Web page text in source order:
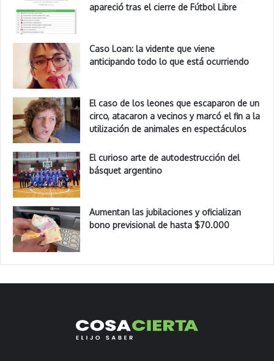
apareció tras el cierre de Fútbol Libre
Caso Loan: la vidente que viene
anticipando todo lo que está ocurriendo
El caso de los leones que escaparon de un
circo, atacaron a vecinos y marcó el fin a la
utilización de animales en espectáculos
El curioso arte de autodestrucción del
básquet argentino
Aumentan las jubilaciones y oficializan
bono previsional de hasta $70.000